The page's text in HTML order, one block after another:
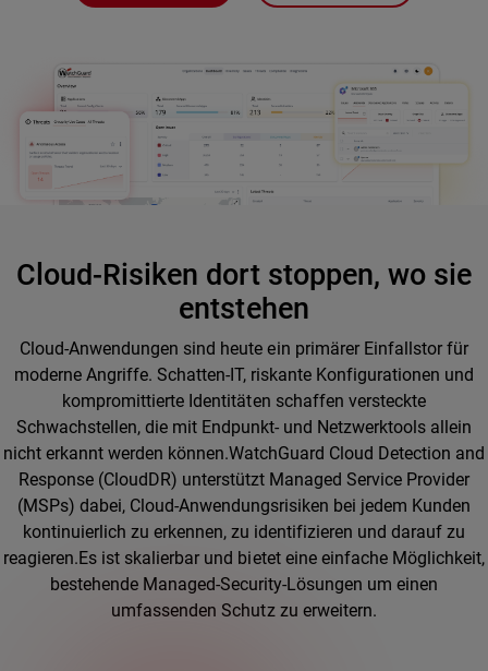
Cloud-Risiken dort stoppen, wo sie
entstehen
Cloud-Anwendungen sind heute ein primärer Einfallstor für
moderne Angriffe. Schatten-IT, riskante Konfigurationen und
kompromittierte Identitäten schaffen versteckte
Schwachstellen, die mit Endpunkt- und Netzwerktools allein
nicht erkannt werden können.WatchGuard Cloud Detection and
Response (CloudDR) unterstützt Managed Service Provider
(MSPs) dabei, Cloud-Anwendungsrisiken bei jedem Kunden
kontinuierlich zu erkennen, zu identifizieren und darauf zu
reagieren.Es ist skalierbar und bietet eine einfache Möglichkeit,
bestehende Managed-Security-Lösungen um einen
umfassenden Schutz zu erweitern.